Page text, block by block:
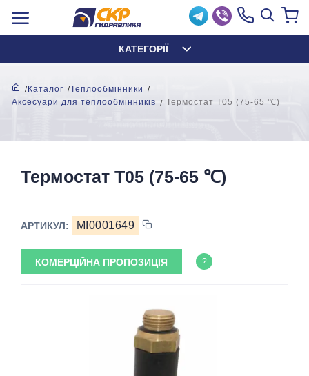
КАТЕГОРІЇ
Каталог
Теплообмінники
Аксесуари для теплообмінників
Термостат Т05 (75-65 ℃)
Термостат Т05 (75-65 ℃)
АРТИКУЛ: MI0001649
КОМЕРЦІЙНА ПРОПОЗИЦІЯ ?